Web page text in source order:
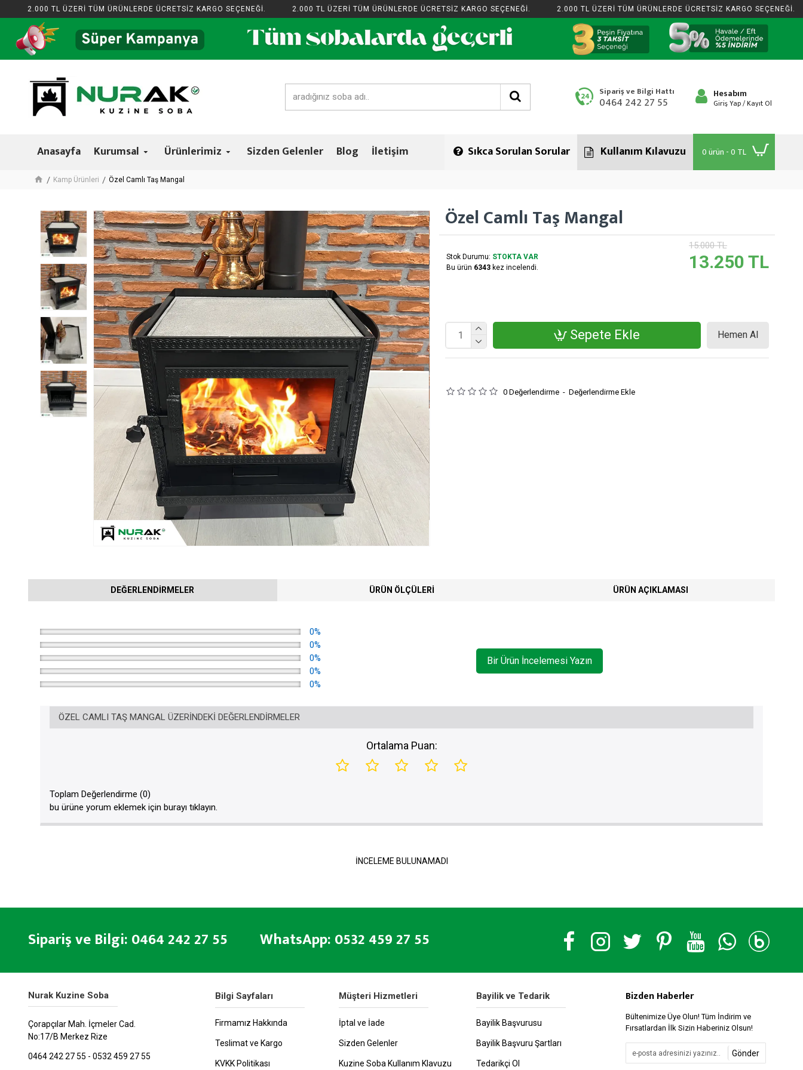
2.000 TL ÜZERİ TÜM ÜRÜNLERDE ÜCRETSİZ KARGO SEÇENEĞİ. 2.000 TL ÜZERİ TÜM ÜRÜNLERDE ÜCRETSİZ KARGO SEÇENEĞİ. 2.000 TL ÜZERİ TÜM ÜRÜNLERDE ÜCRETSİZ KARGO SEÇENEĞİ.
Sipariş ve Bilgi Hattı
0464 242 27 55
Hesabım
Giriş Yap / Kayıt Ol
Anasayfa Kurumsal Ürünlerimiz Sizden Gelenler Blog İletişim Sıkca Sorulan Sorular Kullanım Kılavuzu 0 ürün - 0 TL
Kamp Ürünleri Özel Camlı Taş Mangal
Özel Camlı Taş Mangal
Stok Durumu: STOKTA VAR
Bu ürün 6343kez incelendi.
0 Değerlendirme - Değerlendirme Ekle
13.250 TL
15.000 TL
Sepete Ekle Hemen Al
DEĞERLENDIRMELER ÜRÜN ÖLÇÜLERI ÜRÜN AÇIKLAMASI
0%
0%
0%
0%
0%
Bir Ürün İncelemesi Yazın
ÖZEL CAMLI TAŞ MANGAL ÜZERINDEKI DEĞERLENDIRMELER
Ortalama Puan:
Toplam Değerlendirme (0)
bu ürüne yorum eklemek için burayı tıklayın.
İNCELEME BULUNAMADI
Sipariş ve Bilgi: 0464 242 27 55 WhatsApp: 0532 459 27 55
Nurak Kuzine Soba
Çorapçılar Mah. İçmeler Cad.
No:17/B Merkez Rize
0464 242 27 55 - 0532 459 27 55
Bilgi Sayfaları
Firmamız Hakkında
Teslimat ve Kargo
KVKK Politikası
Müşteri Hizmetleri
İptal ve İade
Sizden Gelenler
Kuzine Soba Kullanım Klavuzu
Bayilik ve Tedarik
Bayilik Başvurusu
Bayilik Başvuru Şartları
Tedarikçi Ol
Bizden Haberler
Bültenimize Üye Olun! Tüm İndirim ve
Fırsatlardan İlk Sizin Haberiniz Olsun!
Gönder